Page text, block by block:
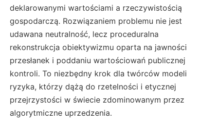
deklarowanymi wartościami a rzeczywistością
gospodarczą. Rozwiązaniem problemu nie jest
udawana neutralność, lecz proceduralna
rekonstrukcja obiektywizmu oparta na jawności
przesłanek i poddaniu wartościowań publicznej
kontroli. To niezbędny krok dla twórców modeli
ryzyka, którzy dążą do rzetelności i etycznej
przejrzystości w świecie zdominowanym przez
algorytmiczne uprzedzenia.